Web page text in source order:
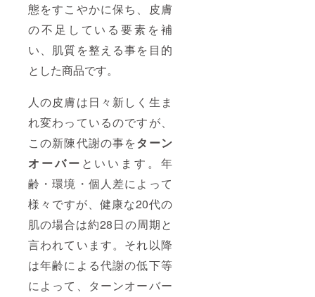
態をすこやかに保ち、皮膚
の不足している要素を補
い、肌質を整える事を目的
とした商品です。
人の皮膚は日々新しく生ま
れ変わっているのですが、
この新陳代謝の事をターン
オーバー といいます。年
齢・環境・個人差によって
様々ですが、健康な20代の
肌の場合は約28日の周期と
言われています。それ以降
は年齢による代謝の低下等
によって、ターンオーバー